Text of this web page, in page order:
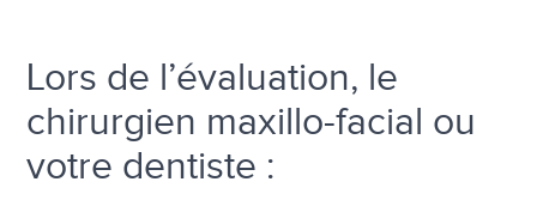
Lors de l’évaluation, le
chirurgien maxillo-facial ou
votre dentiste :